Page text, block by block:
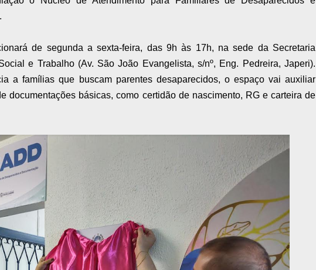
de segunda a sexta-feira, das 9h às 17h, na sede da Secretaria
e Trabalho (Av. São João Evangelista, s/nº, Eng. Pedreira, Japeri).
a famílias que buscam parentes desaparecidos, o espaço vai auxiliar
documentações básicas, como certidão de nascimento, RG e carteira de